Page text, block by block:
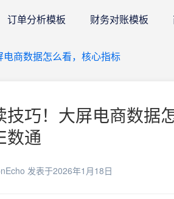
订单分析模板 财务对账模板
商数据怎么看，核心指标
技巧！大屏电商数据
数通
发表于2026年1月18日